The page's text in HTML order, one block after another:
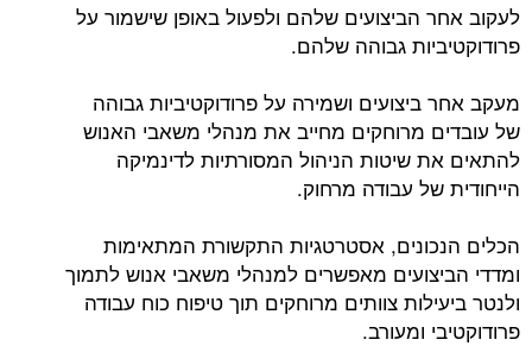
לעקוב אחר הביצועים שלהם ולפעול באופן שישמור על
פרודוקטיביות גבוהה שלהם.
מעקב אחר ביצועים ושמירה על פרודוקטיביות גבוהה
של עובדים מרוחקים מחייב את מנהלי משאבי האנוש
להתאים את שיטות הניהול המסורתיות לדינמיקה
הייחודית של עבודה מרחוק.
הכלים הנכונים, אסטרטגיות התקשורת המתאימות
ומדדי הביצועים מאפשרים למנהלי משאבי אנוש לתמוך
ולנטר ביעילות צוותים מרוחקים תוך טיפוח כוח עבודה
פרודוקטיבי ומעורב.